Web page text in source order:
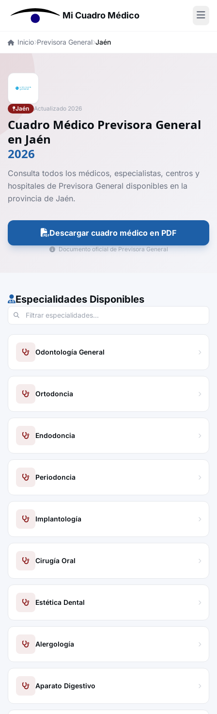
Mi Cuadro Médico
Inicio Previsora General Jaén
Jaén Actualizado 2026
Cuadro Médico Previsora General
en Jaén
2026
Consulta todos los médicos, especialistas, centros y
hospitales de Previsora General disponibles en la
provincia de Jaén.
Descargar cuadro médico en PDF
Documento oficial de Previsora General
Especialidades Disponibles
Odontología General
Ortodoncia
Endodoncia
Periodoncia
Implantología
Cirugía Oral
Estética Dental
Alergología
Aparato Digestivo